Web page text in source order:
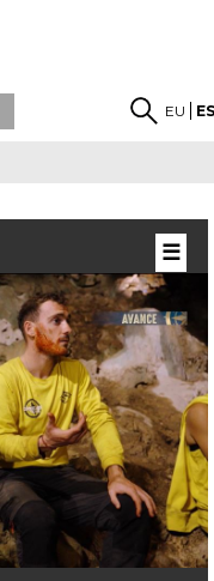
EU
☰